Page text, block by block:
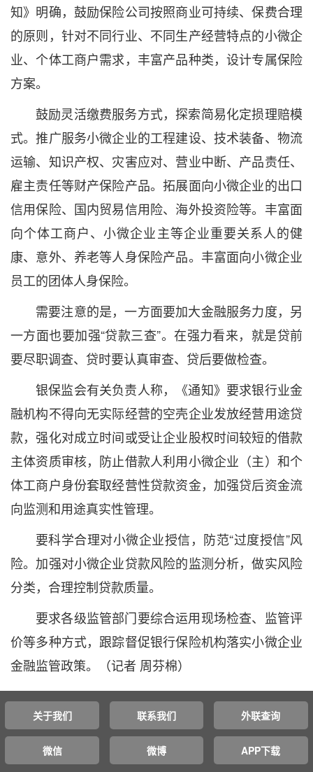
知》明确，鼓励保险公司按照商业可持续、保费合理
的原则，针对不同行业、不同生产经营特点的小微企
业、个体工商户需求，丰富产品种类，设计专属保险
方案。
鼓励灵活缴费服务方式，探索简易化定损理赔模
式。推广服务小微企业的工程建设、技术装备、物流
运输、知识产权、灾害应对、营业中断、产品责任、
雇主责任等财产保险产品。拓展面向小微企业的出口
信用保险、国内贸易信用险、海外投资险等。丰富面
向个体工商户、小微企业主等企业重要关系人的健
康、意外、养老等人身保险产品。丰富面向小微企业
员工的团体人身保险。
需要注意的是，一方面要加大金融服务力度，另
一方面也要加强“贷款三查”。在强力看来，就是贷前
要尽职调查、贷时要认真审查、贷后要做检查。
银保监会有关负责人称，《通知》要求银行业金
融机构不得向无实际经营的空壳企业发放经营用途贷
款，强化对成立时间或受让企业股权时间较短的借款
主体资质审核，防止借款人利用小微企业（主）和个
体工商户身份套取经营性贷款资金，加强贷后资金流
向监测和用途真实性管理。
要科学合理对小微企业授信，防范“过度授信”风
险。加强对小微企业贷款风险的监测分析，做实风险
分类，合理控制贷款质量。
要求各级监管部门要综合运用现场检查、监管评
价等多种方式，跟踪督促银行保险机构落实小微企业
金融监管政策。（记者 周芬棉）
关于我们 联系我们 外联查询
微信 微博 APP下载